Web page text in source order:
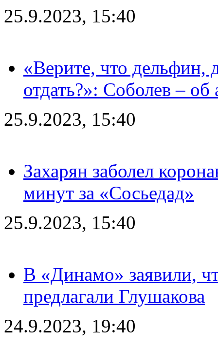
25.9.2023, 15:40
«Верите, что дельфин,
отдать?»: Соболев – об
25.9.2023, 15:40
Захарян заболел
минут за «Сосьедад»
25.9.2023, 15:40
В «Динамо» заявили,
предлагали Глушакова
24.9.2023, 19:40